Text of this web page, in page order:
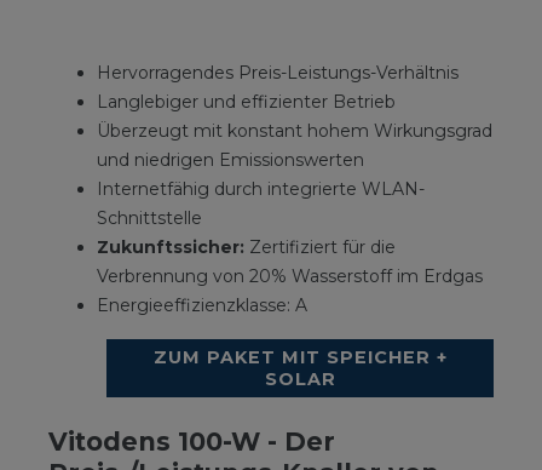
Hervorragendes Preis-Leistungs-Verhältnis
Langlebiger und effizienter Betrieb
Überzeugt mit konstant hohem Wirkungsgrad
und niedrigen Emissionswerten
Internetfähig durch integrierte WLAN-
Schnittstelle
Zukunftssicher: Zertifiziert für die
Verbrennung von 20% Wasserstoff im Erdgas
Energieeffizienzklasse: A
ZUM PAKET MIT SPEICHER +
SOLAR
Vitodens 100-W - Der